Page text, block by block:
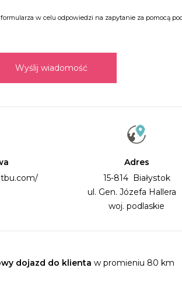
w celu odpowiedzi na zapytanie za pomocą
Wyślij wiadomość
Adres
15-814 Białystok
ul. Gen. Józefa
woj. podlaskie
dojazd do klienta w promieniu 80 km